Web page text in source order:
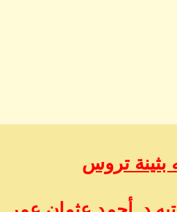
بثينة تروس